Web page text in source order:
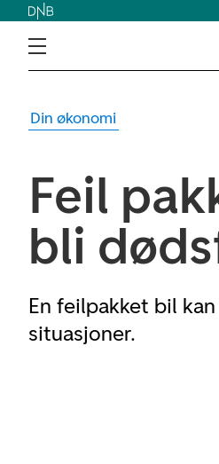
Din økonomi
Feil
bli
En feilpakket bil
situasjoner.